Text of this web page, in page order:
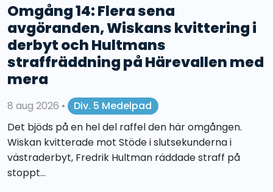
Omgång 14: Flera sena
avgöranden, Wiskans kvittering i
derbyt och Hultmans
straffräddning på Härevallen med
mera
8 aug 2026 •
Div. 5 Medelpad
Det bjöds på en hel del raffel den här omgången.
Wiskan kvitterade mot Stöde i slutsekunderna i
västraderbyt, Fredrik Hultman räddade straff på
stoppt...